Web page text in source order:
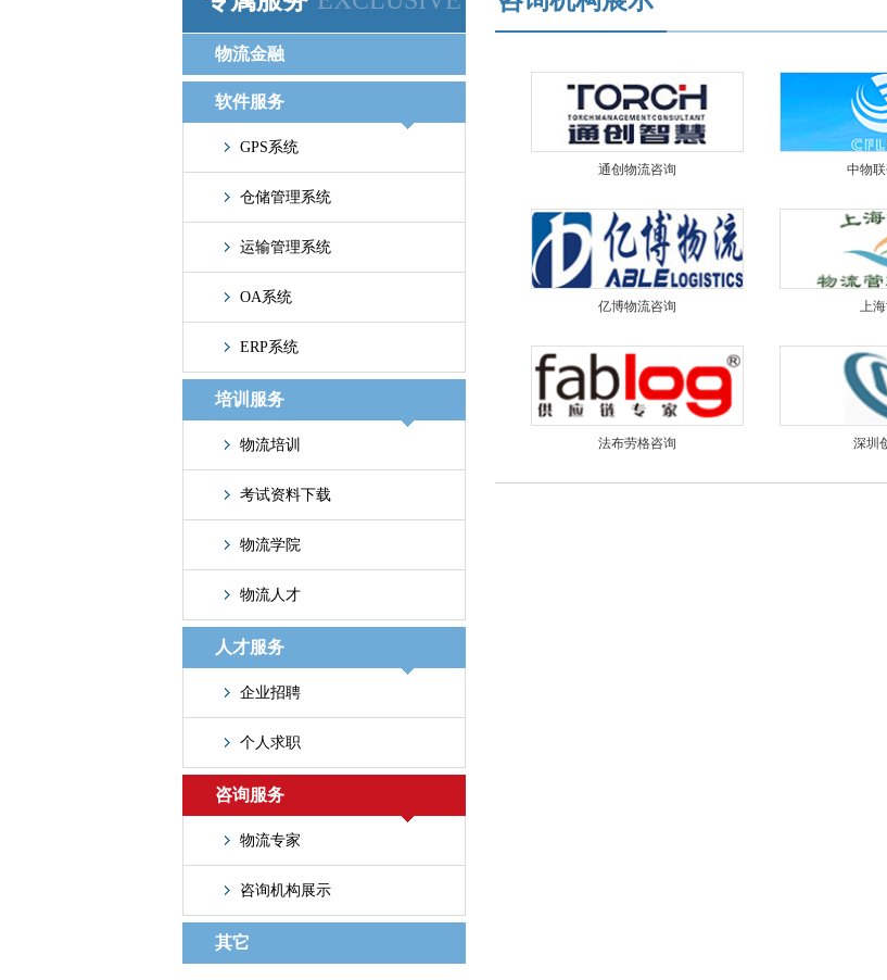
物流金融
软件服务
GPS系统
仓储管理系统
运输管理系统
OA系统
ERP系统
培训服务
物流培训
考试资料下载
物流学院
物流人才
人才服务
企业招聘
个人求职
咨询服务
物流专家
咨询机构展示
其它
通创物流咨询 中物
亿博物流咨询 上
法布劳格咨询 深圳